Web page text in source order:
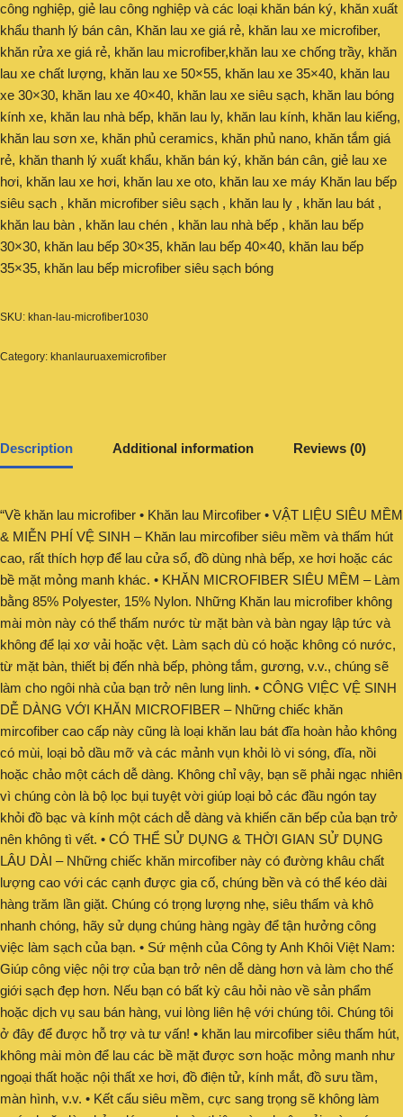
công nghiệp, giẻ lau công nghiệp và các loại khăn bán ký, khăn xuất
khẩu thanh lý bán cân, Khăn lau xe giá rẻ, khăn lau xe microfiber,
khăn rửa xe giá rẻ, khăn lau microfiber,khăn lau xe chống trầy, khăn
lau xe chất lượng, khăn lau xe 50×55, khăn lau xe 35×40, khăn lau
xe 30×30, khăn lau xe 40×40, khăn lau xe siêu sạch, khăn lau bóng
kính xe, khăn lau nhà bếp, khăn lau ly, khăn lau kính, khăn lau kiếng,
khăn lau sơn xe, khăn phủ ceramics, khăn phủ nano, khăn tắm giá
rẻ, khăn thanh lý xuất khẩu, khăn bán ký, khăn bán cân, giẻ lau xe
hơi, khăn lau xe hơi, khăn lau xe oto, khăn lau xe máy Khăn lau bếp
siêu sạch , khăn microfiber siêu sạch , khăn lau ly , khăn lau bát ,
khăn lau bàn , khăn lau chén , khăn lau nhà bếp , khăn lau bếp
30×30, khăn lau bếp 30×35, khăn lau bếp 40×40, khăn lau bếp
35×35, khăn lau bếp microfiber siêu sạch bóng
SKU: khan-lau-microfiber1030
Category: khanlauruaxemicrofiber
Description Additional information Reviews (0)
“Về khăn lau microfiber • Khăn lau Mircofiber • VẬT LIỆU SIÊU MỀM
& MIỄN PHÍ VỆ SINH – Khăn lau mircofiber siêu mềm và thấm hút
cao, rất thích hợp để lau cửa sổ, đồ dùng nhà bếp, xe hơi hoặc các
bề mặt mỏng manh khác. • KHĂN MICROFIBER SIÊU MỀM – Làm
bằng 85% Polyester, 15% Nylon. Những Khăn lau microfiber không
mài mòn này có thể thấm nước từ mặt bàn và bàn ngay lập tức và
không để lại xơ vải hoặc vệt. Làm sạch dù có hoặc không có nước,
từ mặt bàn, thiết bị đến nhà bếp, phòng tắm, gương, v.v., chúng sẽ
làm cho ngôi nhà của bạn trở nên lung linh. • CÔNG VIỆC VỆ SINH
DỄ DÀNG VỚI KHĂN MICROFIBER – Những chiếc khăn
mircofiber cao cấp này cũng là loại khăn lau bát đĩa hoàn hảo không
có mùi, loại bỏ dầu mỡ và các mảnh vụn khỏi lò vi sóng, đĩa, nồi
hoặc chảo một cách dễ dàng. Không chỉ vậy, bạn sẽ phải ngạc nhiên
vì chúng còn là bộ lọc bụi tuyệt vời giúp loại bỏ các đầu ngón tay
khỏi đồ bạc và kính một cách dễ dàng và khiến căn bếp của bạn trở
nên không tì vết. • CÓ THỂ SỬ DỤNG & THỜI GIAN SỬ DỤNG
LÂU DÀI – Những chiếc khăn mircofiber này có đường khâu chất
lượng cao với các cạnh được gia cố, chúng bền và có thể kéo dài
hàng trăm lần giặt. Chúng có trọng lượng nhẹ, siêu thấm và khô
nhanh chóng, hãy sử dụng chúng hàng ngày để tận hưởng công
việc làm sạch của bạn. • Sứ mệnh của Công ty Anh Khôi Việt Nam:
Giúp công việc nội trợ của bạn trở nên dễ dàng hơn và làm cho thế
giới sạch đẹp hơn. Nếu bạn có bất kỳ câu hỏi nào về sản phẩm
hoặc dịch vụ sau bán hàng, vui lòng liên hệ với chúng tôi. Chúng tôi
ở đây để được hỗ trợ và tư vấn! • khăn lau mircofiber siêu thấm hút,
không mài mòn để lau các bề mặt được sơn hoặc mỏng manh như
ngoại thất hoặc nội thất xe hơi, đồ điện tử, kính mắt, đồ sưu tầm,
màn hình, v.v. • Kết cấu siêu mềm, cực sang trọng sẽ không làm